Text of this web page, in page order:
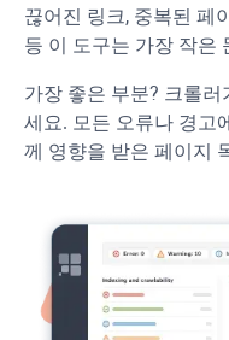
끊어진 링크, 중복된 페
등 이 도구는 가장 작은
가장 좋은 부분? 크롤러
세요. 모든 오류나 경고
께 영향을 받은 페이지